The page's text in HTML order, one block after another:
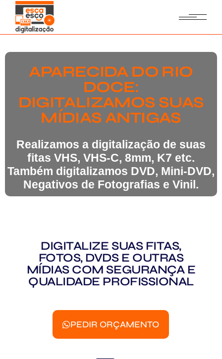
APARECIDA DO RIO
DOCE:
DIGITALIZAMOS SUAS
MÍDIAS ANTIGAS
Realizamos a digitalização de suas
fitas VHS, VHS-C, 8mm, K7 etc.
Também digitalizamos DVD, Mini-DVD,
Negativos de Fotografias e Vinil.
DIGITALIZE SUAS FITAS,
FOTOS, DVDS E OUTRAS
MÍDIAS COM SEGURANÇA E
QUALIDADE PROFISSIONAL
PEDIR ORÇAMENTO